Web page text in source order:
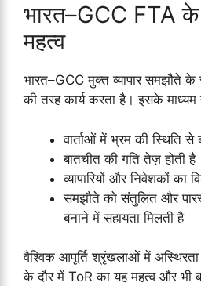
भारत–GCC FTA
महत्व
भारत–GCC मुक्त व्यापार समझौते
की तरह कार्य करता है। इसके
वार्ताओं में भ्रम की स्थिति से
बातचीत की गति तेज़ होती है
व्यापारियों और निवेशकों का
समझौते को संतुलित और
बनाने में सहायता मिलती है
वैश्विक आपूर्ति श्रृंखलाओं में
के दौर में ToR का यह महत्व और भी